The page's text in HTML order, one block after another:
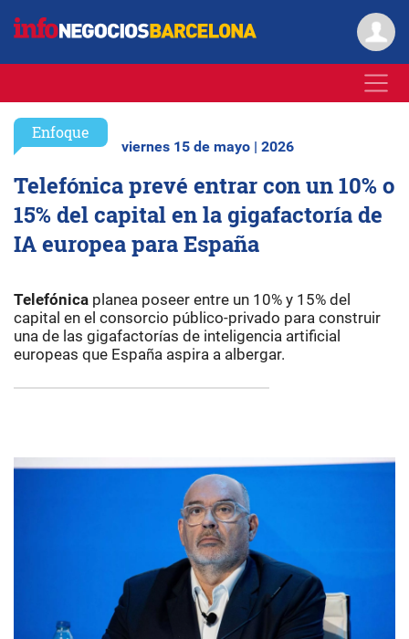
Enfoque
viernes 15 de mayo | 2026
Telefónica prevé entrar con un 10% o
15% del capital en la gigafactoría de
IA europea para España
Telefónica planea poseer entre un 10% y 15% del
capital en el consorcio público-privado para construir
una de las gigafactorías de inteligencia artificial
europeas que España aspira a albergar.